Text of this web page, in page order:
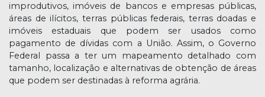
improdutivos, imóveis de bancos e empresas públicas,
áreas de ilícitos, terras públicas federais, terras doadas e
imóveis estaduais que podem ser usados como
pagamento de dívidas com a União. Assim, o Governo
Federal passa a ter um mapeamento detalhado com
tamanho, localização e alternativas de obtenção de áreas
que podem ser destinadas à reforma agrária.